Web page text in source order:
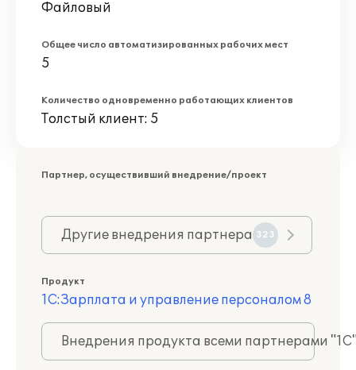
Файловый
Общее число автоматизированных рабочих мест
5
Количество одновременно работающих клиентов
Толстый клиент: 5
Партнер, осуществивший внедрение/проект
Другие внедрения партнера 323
Продукт
1С:Зарплата и управление персоналом 8
Внедрения продукта всеми партнерами